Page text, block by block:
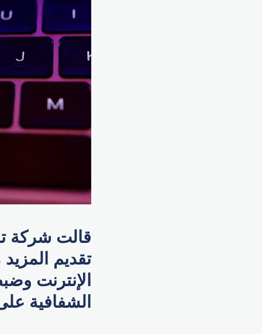
قالت شركة
تقديم
الإنترنت
الشفافية